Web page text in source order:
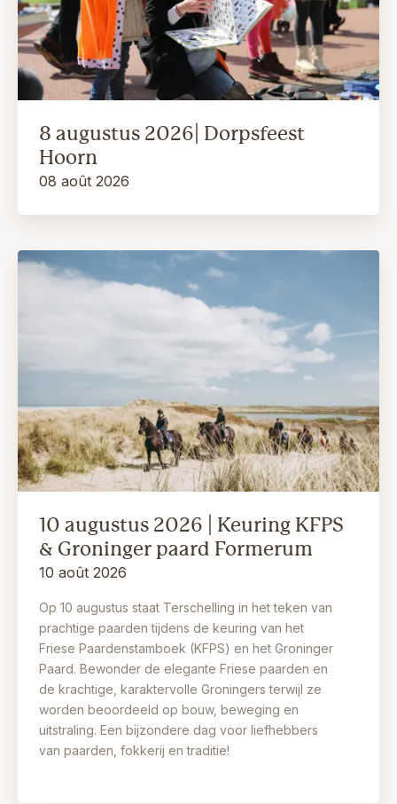
8 augustus 2026| Dorpsfeest
Hoorn
08 août 2026
10 augustus 2026 | Keuring KFPS
& Groninger paard Formerum
10 août 2026
Op 10 augustus staat Terschelling in het teken van
prachtige paarden tijdens de keuring van het
Friese Paardenstamboek (KFPS) en het Groninger
Paard. Bewonder de elegante Friese paarden en
de krachtige, karaktervolle Groningers terwijl ze
worden beoordeeld op bouw, beweging en
uitstraling. Een bijzondere dag voor liefhebbers
van paarden, fokkerij en traditie!